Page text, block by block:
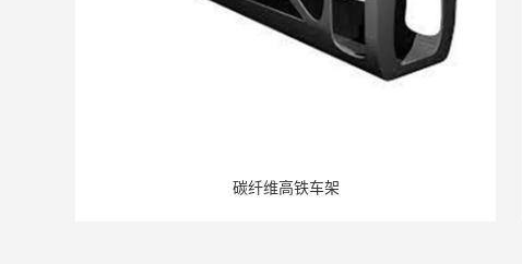
碳纤维高铁车架